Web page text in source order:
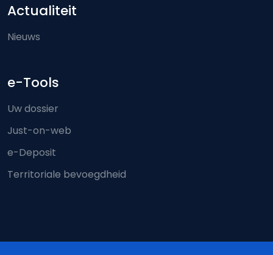
Actualiteit
Nieuws
e-Tools
Uw dossier
Just-on-web
e-Deposit
Territoriale bevoegdheid